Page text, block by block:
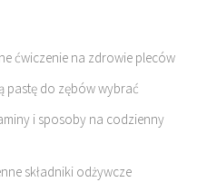
ćwiczenie na zdrowie pleców
pastę do zębów wybrać
i sposoby na codzienny
składniki odżywcze